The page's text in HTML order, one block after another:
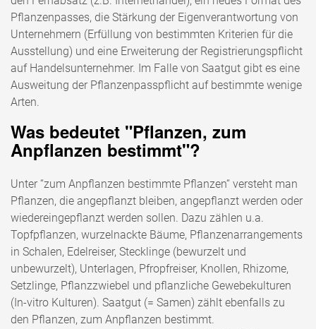
Pflanzenpasses, die Stärkung der Eigenverantwortung von
Unternehmern (Erfüllung von bestimmten Kriterien für die
Ausstellung) und eine Erweiterung der Registrierungspflicht
auf Handelsunternehmer. Im Falle von Saatgut gibt es eine
Ausweitung der Pflanzenpasspflicht auf bestimmte wenige
Arten.
Was bedeutet "Pflanzen, zum
Anpflanzen bestimmt"?
Unter “zum Anpflanzen bestimmte Pflanzen“ versteht man
Pflanzen, die angepflanzt bleiben, angepflanzt werden oder
wiedereingepflanzt werden sollen. Dazu zählen u.a.
Topfpflanzen, wurzelnackte Bäume, Pflanzenarrangements
in Schalen, Edelreiser, Stecklinge (bewurzelt und
unbewurzelt), Unterlagen, Pfropfreiser, Knollen, Rhizome,
Setzlinge, Pflanzzwiebel und pflanzliche Gewebekulturen
(In-vitro Kulturen). Saatgut (= Samen) zählt ebenfalls zu
den Pflanzen, zum Anpflanzen bestimmt.